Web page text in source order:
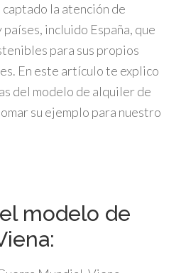
la atención de
incluido España, que
para sus propios
En este artículo te explico
del modelo de alquiler de
su ejemplo para nuestro
modelo de